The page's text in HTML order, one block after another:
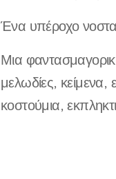
Ένα υπέροχο
Μια
μελωδίες,
κοστούμια,